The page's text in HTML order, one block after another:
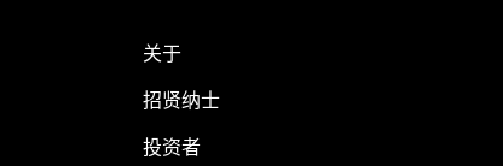
关于
招贤纳士
投资者